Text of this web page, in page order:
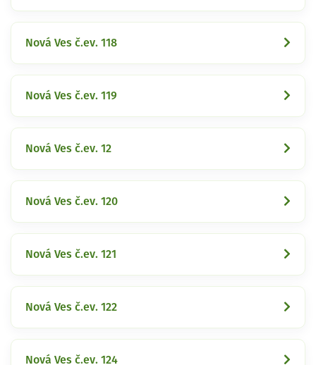
Nová Ves č.ev. 118
Nová Ves č.ev. 119
Nová Ves č.ev. 12
Nová Ves č.ev. 120
Nová Ves č.ev. 121
Nová Ves č.ev. 122
Nová Ves č.ev. 124